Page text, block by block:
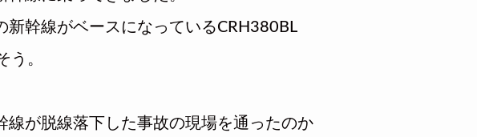
幹線がベースになっているCRH380BL
う。
が脱線落下した事故の現場を通ったのか